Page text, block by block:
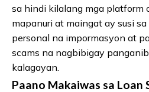
sa hindi kilalang mga platform
mapanuri at maingat ay susi
personal na impormasyon at
scams na nagbibigay
kalagayan.
Paano Makaiwas sa Loan